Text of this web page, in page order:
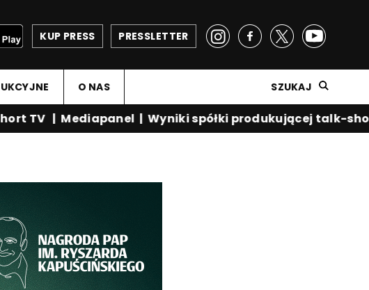
PRESSLETTER
KUP PRESS
O NAS SZUKAJ
TV |Mediapanel|Wyniki spółki produkującej talk-show